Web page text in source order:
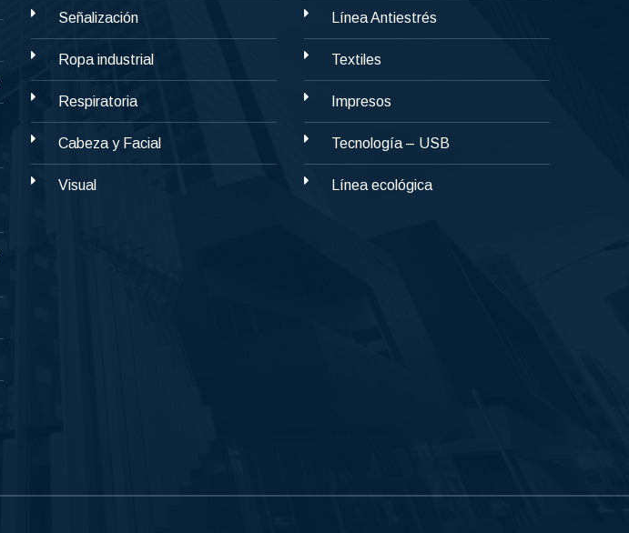
Señalización
Ropa industrial
Respiratoria
Cabeza y Facial
Visual
Línea Antiestrés
Textiles
Impresos
Tecnología – USB
Línea ecológica